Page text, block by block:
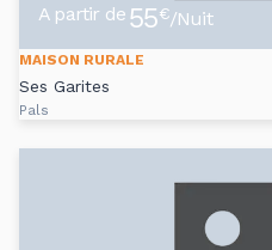
A partir de 55€/Nuit
MAISON RURALE
Ses Garites
Pals